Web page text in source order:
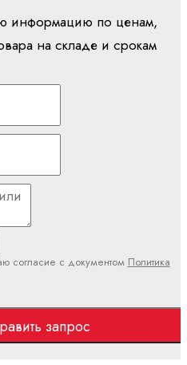
информацию по ценам,
на складе и срокам
согласие с документом Политика
запрос